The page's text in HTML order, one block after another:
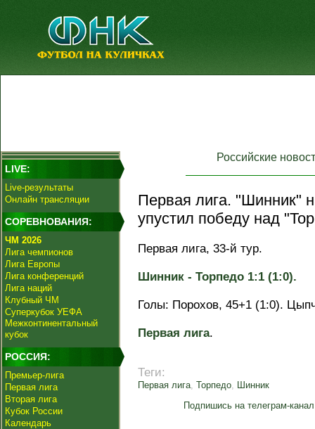
LIVE:
Live-результаты
Онлайн трансляции
СОРЕВНОВАНИЯ:
ЧМ 2026
Лига чемпионов
Лига Европы
Лига конференций
Лига наций
Клубный ЧМ
Суперкубок УЕФА
Межконтинентальный
кубок
РОССИЯ:
Премьер-лига
Первая лига
Вторая лига
Кубок России
Календарь
Российские
Первая лига. "Шинник"
упустил победу над
Первая лига, 33-й тур.
Шинник - Торпедо 1:1 (1:0).
Голы: Порохов, 45+1 (1:0).
Первая лига.
Теги:
Первая лига, Торпедо, Шинник
Подпишись на телеграм-